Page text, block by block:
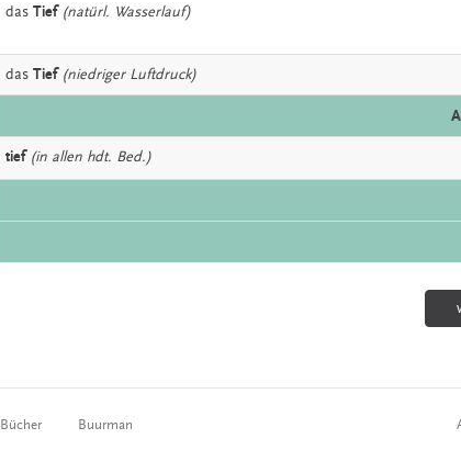
das Tief (natürl. Wasserlauf)
das Tief (niedriger Luftdruck)
tief (in allen hdt. Bed.)
Bücher Buurman